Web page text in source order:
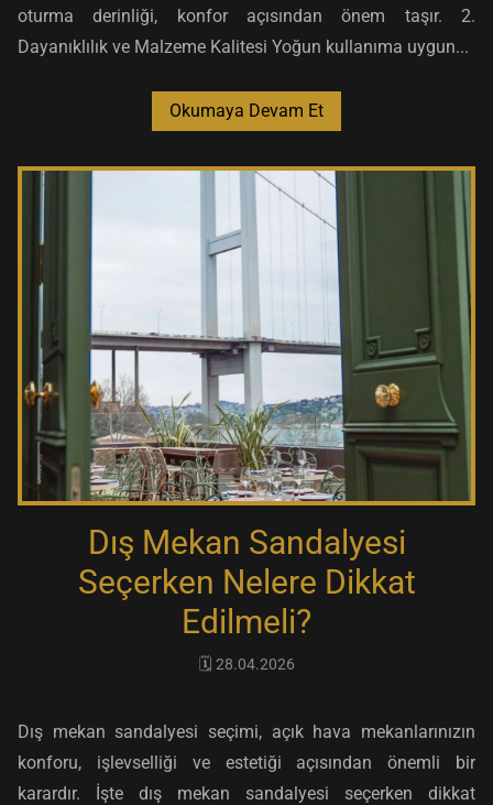
oturma derinliği, konfor açısından önem taşır. 2.
Dayanıklılık ve Malzeme Kalitesi Yoğun kullanıma uygun...
Okumaya Devam Et
Dış Mekan Sandalyesi
Seçerken Nelere Dikkat
Edilmeli?
🗓️ 28.04.2026
Dış mekan sandalyesi seçimi, açık hava mekanlarınızın
konforu, işlevselliği ve estetiği açısından önemli bir
karardır. İşte dış mekan sandalyesi seçerken dikkat